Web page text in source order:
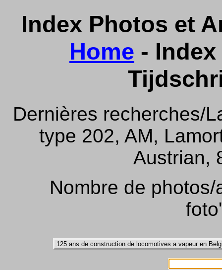
Index Photos et
Home -
Dernières recherches/
type 202, AM,
Austrian,
Nombre de